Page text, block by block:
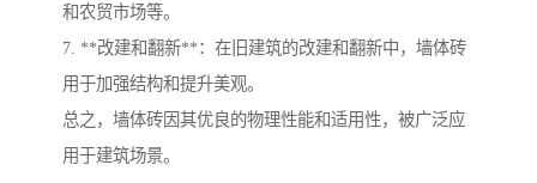
和农贸市场等。
7. **改建和翻新**：在旧建筑的改建和翻新中，墙体砖
用于加强结构和提升美观。
总之，墙体砖因其优良的物理性能和适用性，被广泛应
用于建筑场景。